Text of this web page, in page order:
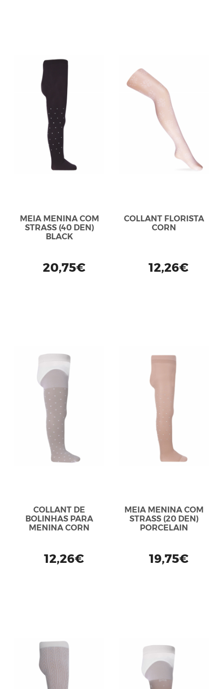
MEIA MENINA COM
STRASS (40 DEN)
BLACK
20,75€
COLLANT FLORISTA
CORN
12,26€
COLLANT DE
BOLINHAS PARA
MENINA CORN
12,26€
MEIA MENINA COM
STRASS (20 DEN)
PORCELAIN
19,75€